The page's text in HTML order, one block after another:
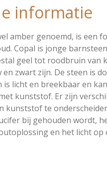
informatie
amber genoemd, is een
Copal is jonge
geel tot roodbruin van
zwart zijn. De steen is
is licht en breekbaar en
kunststof. Er zijn
kunststof te
bij gehouden wordt,
en het licht op